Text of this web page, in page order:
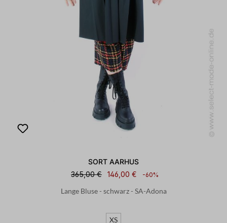
SORT AARHUS
365,00 €
146,00 € -60%
Lange Bluse - schwarz - SA-Adona
XS